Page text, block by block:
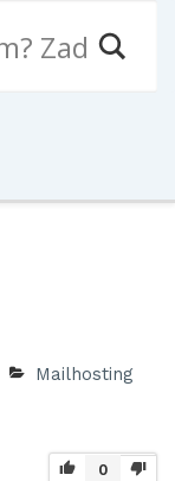
Mailhosting
0